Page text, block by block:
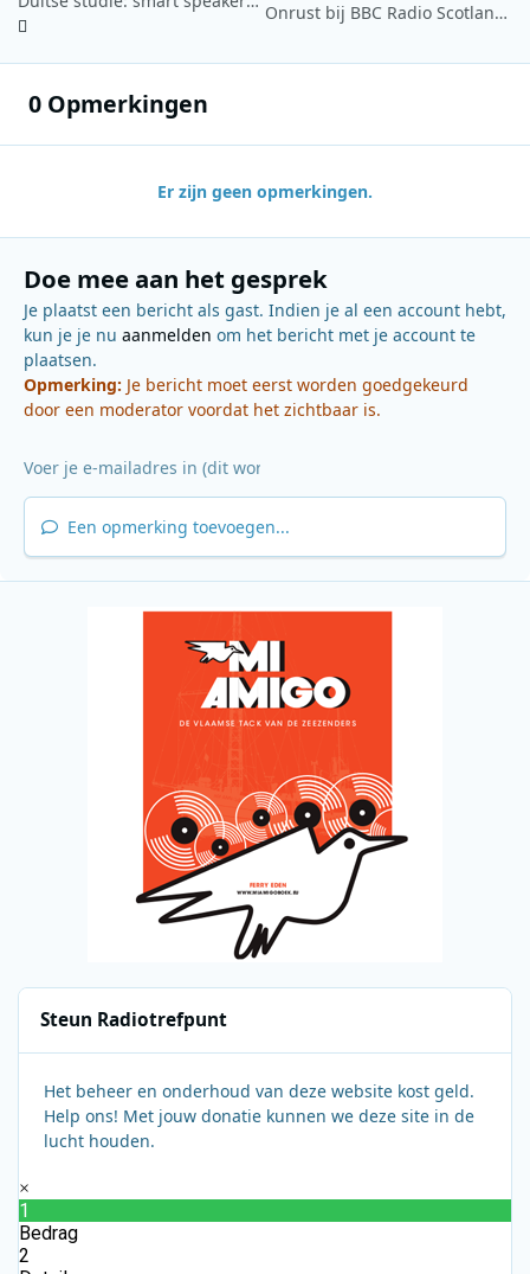
Onrust bij BBC Radio Scotland na verdwijnen van meerdere presentatoren
0 Opmerkingen
Er zijn geen opmerkingen.
Doe mee aan het gesprek
Je plaatst een bericht als gast. Indien je al een account hebt,
kun je je nu aanmelden om het bericht met je account te
plaatsen.
Opmerking: Je bericht moet eerst worden goedgekeurd
door een moderator voordat het zichtbaar is.
Een opmerking toevoegen...
Steun Radiotrefpunt
Het beheer en onderhoud van deze website kost geld.
Help ons! Met jouw donatie kunnen we deze site in de
lucht houden.